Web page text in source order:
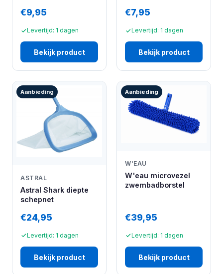
€9,95
Levertijd: 1 dagen
Bekijk product
€7,95
Levertijd: 1 dagen
Bekijk product
Aanbieding
ASTRAL
Astral Shark diepte
schepnet
€24,95
Levertijd: 1 dagen
Bekijk product
Aanbieding
W'EAU
W'eau microvezel
zwembadborstel
€39,95
Levertijd: 1 dagen
Bekijk product